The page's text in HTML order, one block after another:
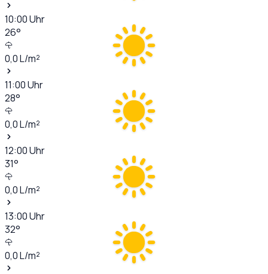
10:00Uhr
26°
0,0L/m²
11:00Uhr
28°
0,0L/m²
12:00Uhr
31°
0,0L/m²
13:00Uhr
32°
0,0L/m²